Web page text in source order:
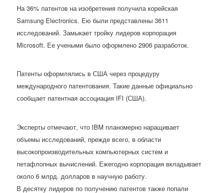
На 36% патентов на изобретения получила корейская
Samsung Electronics. Ею были представлены 3611
исследований. Замыкает тройку лидеров корпорация
Microsoft. Ее учеными было оформлено 2906 разработок.
Патенты оформлялись в США через процедуру
международного патентования. Такие данные официально
сообщает патентная ассоциация IFI (США).
Эксперты отмечают, что IBM планомерно наращивает
объемы исследований, прежде всего, в области
высокопроизводительных компьютерных систем и
петафлопных вычислений. Ежегодно корпорация вкладывает
около 6 млрд. долларов в научную работу.
В десятку лидеров по получению патентов также попали